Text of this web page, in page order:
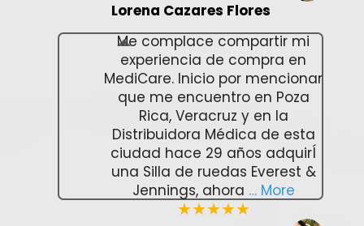
Lorena Cazares Flores
Me complace compartir mi
experiencia de compra en
MediCare. Inicio por mencionar
que me encuentro en Poza
Rica, Veracruz y en la
Distribuidora Médica de esta
ciudad hace 29 años adquirÍ
una Silla de ruedas Everest &
Jennings, ahora … More
★★★★★